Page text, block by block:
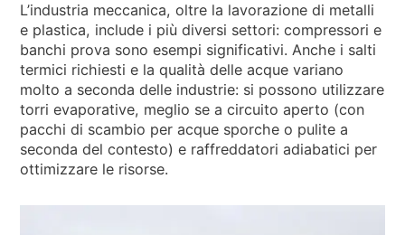
L’industria meccanica, oltre la lavorazione di metalli
e plastica, include i più diversi settori: compressori e
banchi prova sono esempi significativi. Anche i salti
termici richiesti e la qualità delle acque variano
molto a seconda delle industrie: si possono utilizzare
torri evaporative, meglio se a circuito aperto (con
pacchi di scambio per acque sporche o pulite a
seconda del contesto) e raffreddatori adiabatici per
ottimizzare le risorse.